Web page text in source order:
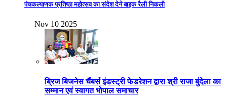
पंचकल्याणक प्रतिष्ठा महोत्सव का संदेश देने बाइक रैली निकली
— Nov 10 2025
ब्रिज बिजनेस चैंबर्स इंडस्ट्री फेडरेशन द्वारा श्री राजा बुंदेला का
सम्मान एवं स्वागत भोपाल समाचार